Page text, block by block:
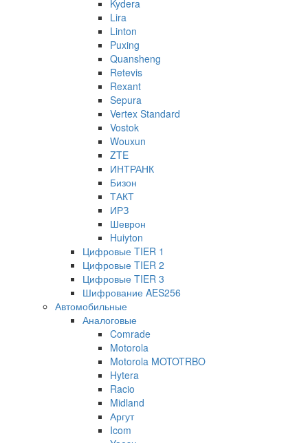
Kydera
Lira
Linton
Puxing
Quansheng
Retevis
Rexant
Sepura
Vertex Standard
Vostok
Wouxun
ZTE
ИНТРАНК
Бизон
ТАКТ
ИРЗ
Шеврон
Huiyton
Цифровые TIER 1
Цифровые TIER 2
Цифровые TIER 3
Шифрование AES256
Автомобильные
Аналоговые
Comrade
Motorola
Motorola MOTOTRBO
Hytera
Racio
Midland
Аргут
Icom